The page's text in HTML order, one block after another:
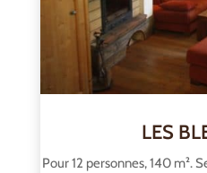
LES
Pour 12 personnes, 140 m².